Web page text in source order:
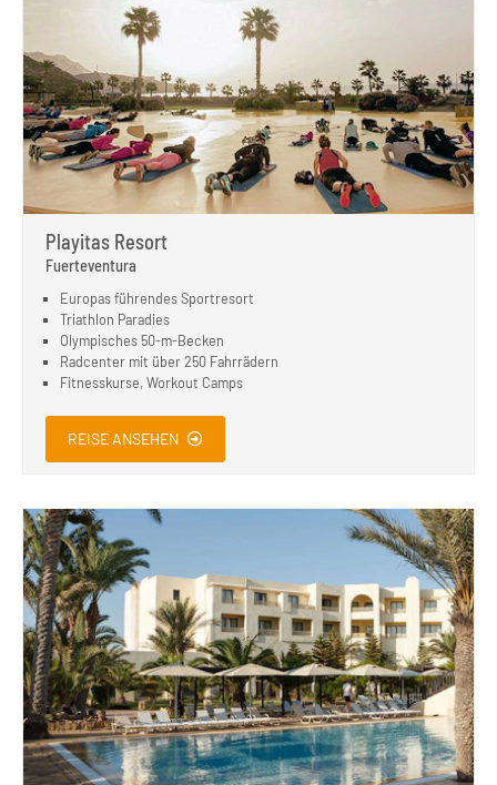
Playitas Resort
Fuerteventura
Europas führendes Sportresort
Triathlon Paradies
Olympisches 50-m-Becken
Radcenter mit über 250 Fahrrädern
Fitnesskurse, Workout Camps
REISE ANSEHEN